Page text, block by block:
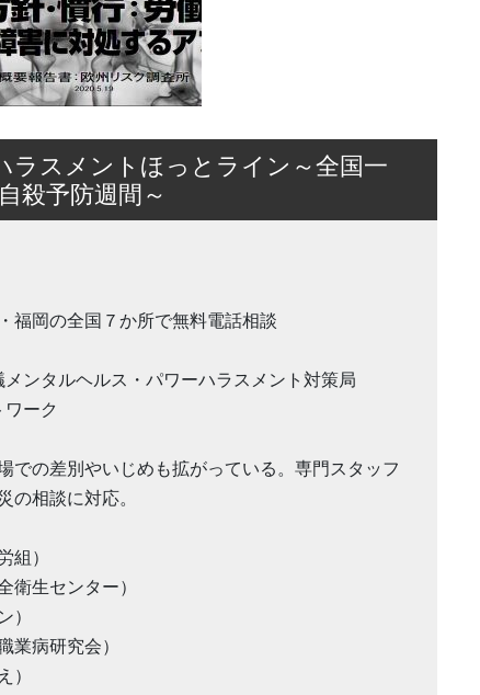
ラスメントほっとライン～全国一
殺予防週間～
福岡の全国７か所で無料電話相談
ンタルヘルス・パワーハラスメント対策局
ーク
での差別やいじめも拡がっている。専門スタッフ
の相談に対応。
組）
衛生センター）
）
業病研究会）
）